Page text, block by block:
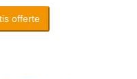
offerte